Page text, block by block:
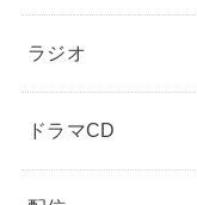
ラジオ
ドラマCD